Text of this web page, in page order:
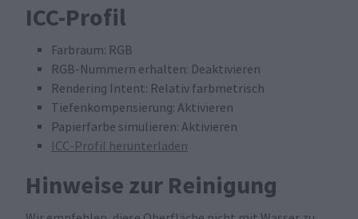
ICC-Profil
Farbraum: RGB
RGB-Nummern erhalten: Deaktivieren
Rendering Intent: Relativ farbmetrisch
Tiefenkompensierung: Aktivieren
Papierfarbe simulieren: Aktivieren
ICC-Profil herunterladen
Hinweise zur Reinigung